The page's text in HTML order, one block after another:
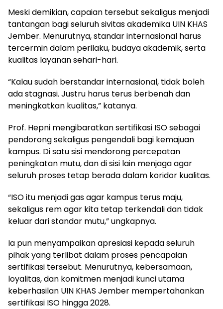
Meski demikian, capaian tersebut sekaligus menjadi
tantangan bagi seluruh sivitas akademika UIN KHAS
Jember. Menurutnya, standar internasional harus
tercermin dalam perilaku, budaya akademik, serta
kualitas layanan sehari-hari.
“Kalau sudah berstandar internasional, tidak boleh
ada stagnasi. Justru harus terus berbenah dan
meningkatkan kualitas,” katanya.
Prof. Hepni mengibaratkan sertifikasi ISO sebagai
pendorong sekaligus pengendali bagi kemajuan
kampus. Di satu sisi mendorong percepatan
peningkatan mutu, dan di sisi lain menjaga agar
seluruh proses tetap berada dalam koridor kualitas.
“ISO itu menjadi gas agar kampus terus maju,
sekaligus rem agar kita tetap terkendali dan tidak
keluar dari standar mutu,” ungkapnya.
Ia pun menyampaikan apresiasi kepada seluruh
pihak yang terlibat dalam proses pencapaian
sertifikasi tersebut. Menurutnya, kebersamaan,
loyalitas, dan komitmen menjadi kunci utama
keberhasilan UIN KHAS Jember mempertahankan
sertifikasi ISO hingga 2028.